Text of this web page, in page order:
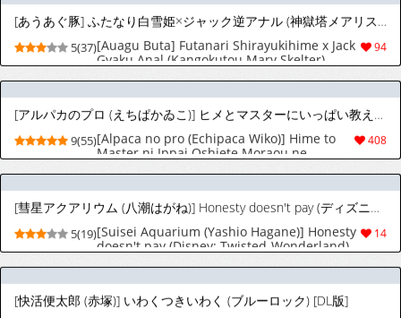
Gyaku Anal (Kangokutou Mary Skelter)
[Japanese, English]
408
9(55)[Alpaca no pro (Echipaca Wiko)] Hime to
Master ni Ippai Oshiete Moraou ne
(VOICEROID) [Chinese] [迷幻仙域×真不可视
汉化组] [Digital]
[彗星アクアリウム (八潮はがね)] Honesty doesn't pay (ディズニー ツイステッドワンダーランド) [DL版]
14
5(19)[Suisei Aquarium (Yashio Hagane)] Honesty
[Digital]
[快活便太郎 (赤塚)] いわくつきいわく (ブルーロック) [DL版]
[快活便太郎 (赤塚)] いわくつきいわく (Blue
Lock) [Digital]